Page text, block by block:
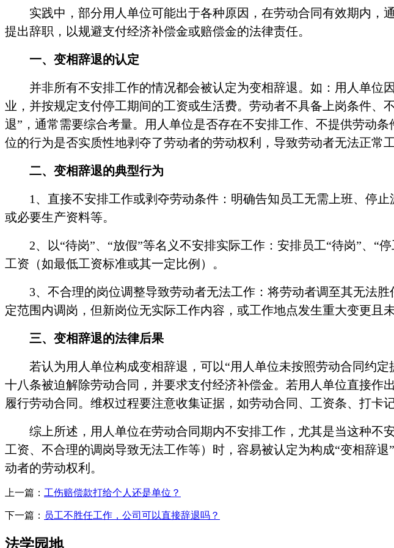
实践中，部分用人单位可能出于各种原因，在劳动合同有效期内
提出辞职，以规避支付经济补偿金或赔偿金的法律责任。
一、变相辞退的认定
并非所有不安排工作的情况都会被认定为变相辞退。如：用人单
业，并按规定支付停工期间的工资或生活费。劳动者不具备上岗条件
退”，通常需要综合考量。用人单位是否存在不安排工作、不提供劳动
位的行为是否实质性地剥夺了劳动者的劳动权利，导致劳动者无法正常
二、变相辞退的典型行为
1、直接不安排工作或剥夺劳动条件：明确告知员工无需上班、停
或必要生产资料等。
2、以“待岗”、“放假”等名义不安排实际工作：安排员工“待岗”、“
工资（如最低工资标准或其一定比例）。
3、不合理的岗位调整导致劳动者无法工作：将劳动者调至其无法
定范围内调岗，但新岗位无实际工作内容，或工作地点发生重大变更且
三、变相辞退的法律后果
若认为用人单位构成变相辞退，可以“用人单位未按照劳动合同约
十八条被迫解除劳动合同，并要求支付经济补偿金。若用人单位直接
履行劳动合同。维权过程要注意收集证据，如劳动合同、工资条、打卡
综上所述，用人单位在劳动合同期内不安排工作，尤其是当这种
工资、不合理的调岗导致无法工作等）时，容易被认定为构成“变相辞
动者的劳动权利。
上一篇： 工伤赔偿款打给个人还是单位？
下一篇： 员工不胜任工作，公司可以直接辞退吗？
法学园地